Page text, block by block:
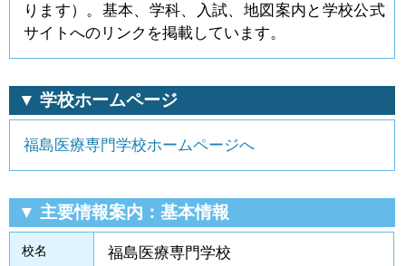
ります）。基本、学科、入試、地図案内と学校公式
サイトへのリンクを掲載しています。
▼ 学校ホームページ
福島医療専門学校ホームページへ
▼ 主要情報案内：基本情報
校名 福島医療専門学校